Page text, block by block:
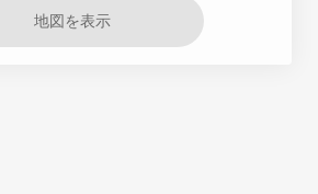
地図を表示